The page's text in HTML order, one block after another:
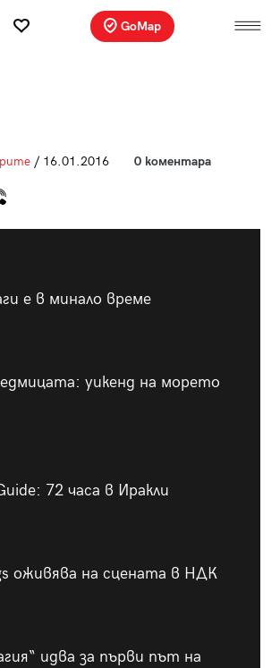
GoMap
/ 16.01.2016 0 коментара
е в минало време
уикенд на морето
72 часа в Иракли
оживява на сцената в НДК
идва за първи път на